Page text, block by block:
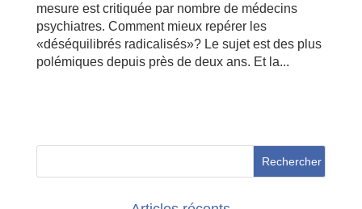
mesure est critiquée par nombre de médecins
psychiatres. Comment mieux repérer les
«déséquilibrés radicalisés»? Le sujet est des plus
polémiques depuis près de deux ans. Et la...